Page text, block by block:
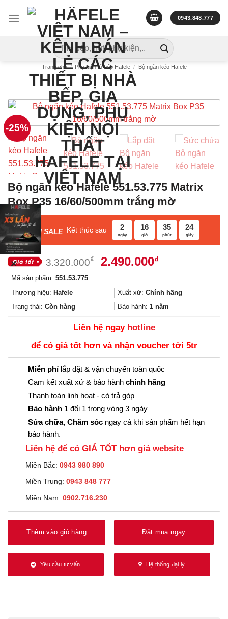
0943.848.777
Tìm
kiếm:
Trang chủ / Phụ kiện tủ bếp Hafele / Bộ ngăn kéo Hafele
-25%
Bộ ngăn kéo Hafele 551.53.775 Matrix
Box P35 16/60/500mm trắng mờ
F ASH SALE Kết thúc sau 2
ngày
16
giờ
35
phút
23
giây
3.320.000₫
Giá
3.320.000₫.
2.490.000₫Giá
là:
2.490.000₫.
Mã sản phẩm: 551.53.775
Thương hiệu: Hafele Xuất xứ: Chính hãng
Trạng thái: Còn hàng Bảo hành: 1 năm
Liên hệ ngay hotline
để có giá tốt hơn và nhận voucher tới 5tr
Miễn phílắp đặt & vận chuyển toàn quốc
Cam kết xuất xứ & bảo hành chính hãng
Thanh toán linh hoạt - có trả góp
Bảo hành 1 đổi 1 trong vòng 3 ngày
Sửa chữa, Chăm sóc ngay cả khi sản phẩm hết hạn
bảo hành.
Liên hệ để có GIÁ TỐThơn giá website
Miền Bắc: 0943 980 890
Miền Trung: 0943 848 777
Miền Nam: 0902.716.230
Thêm vào giỏ hàng Đặt mua ngay
Yêu cầu tư vấn Hệ thống đại lý
✕